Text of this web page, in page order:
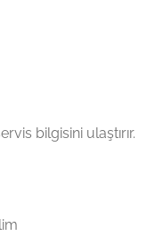
bilgisini ulaştırır.